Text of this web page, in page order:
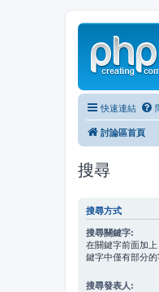
快速連結
討論區首頁
搜尋
搜尋方式
搜尋關鍵字:
在關鍵字前面加上
鍵字中僅有部分
搜尋發表人: